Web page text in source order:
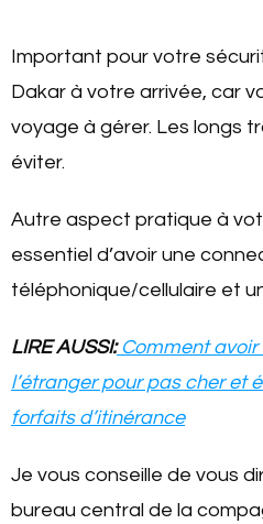
Important pour votre
Dakar à votre arrivée, car
voyage à gérer. Les longs
éviter.
Autre aspect pratique à
essentiel d’avoir une
téléphonique/cellulaire et
LIRE AUSSI:Comment avoir
l’étranger pour pas cher et
forfaits d’itinérance
Je vous conseille de vous
bureau central de la